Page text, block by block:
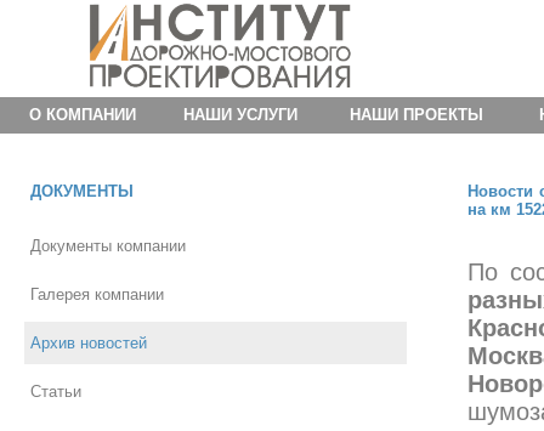
О КОМПАНИИ НАШИ УСЛУГИ НАШИ ПРОЕКТЫ
ДОКУМЕНТЫ
Документы компании
Галерея компании
Архив новостей
Статьи
Новости
на км
По